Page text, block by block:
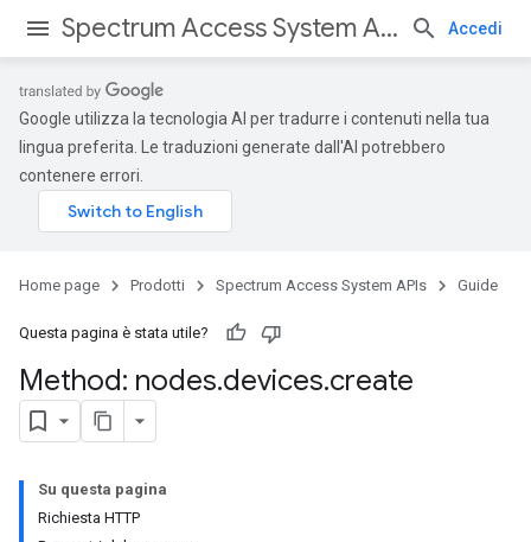
Spectrum Access System APIs Accedi
Google utilizza la tecnologia AI per tradurre i contenuti nella tua
lingua preferita. Le traduzioni generate dall'AI potrebbero
contenere errori.
Home page Prodotti Spectrum Access System APIs Guide
Questa pagina è stata utile?
Method: nodes.devices.create
Su questa pagina
Richiesta HTTP